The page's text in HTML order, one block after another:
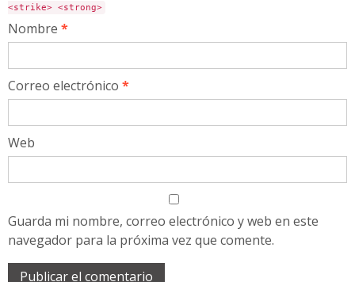
<strike> <strong>
Nombre *
Correo electrónico *
Web
Guarda mi nombre, correo electrónico y web en este
navegador para la próxima vez que comente.